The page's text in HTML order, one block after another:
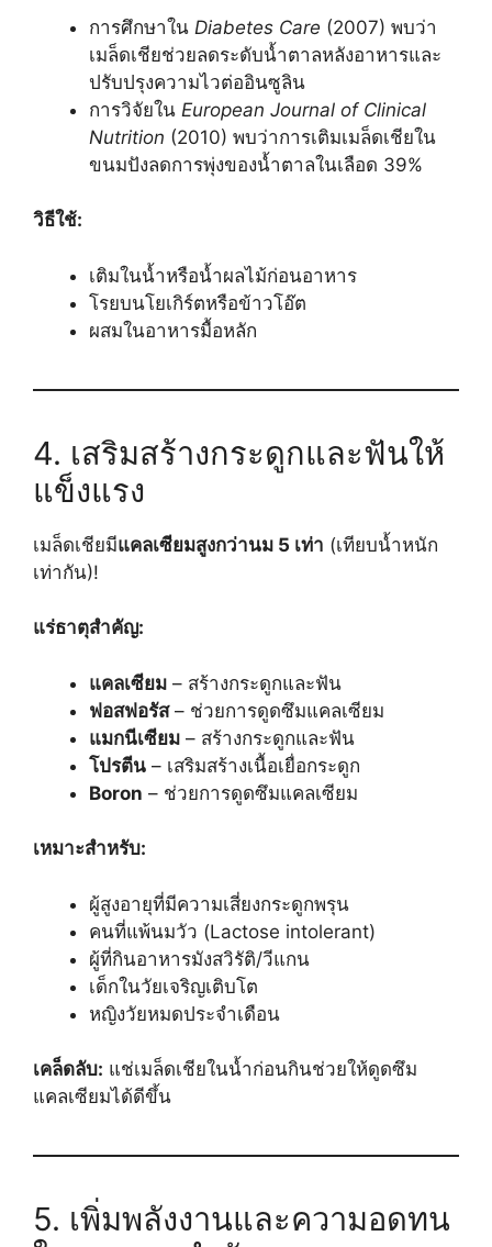
การศึกษาใน Diabetes Care (2007) พบว่า
เมล็ดเชียช่วยลดระดับน้ำตาลหลังอาหารและ
ปรับปรุงความไวต่ออินซูลิน
การวิจัยใน European Journal of Clinical
Nutrition (2010) พบว่าการเติมเมล็ดเชียใน
ขนมปังลดการพุ่งของน้ำตาลในเลือด 39%
วิธีใช้:
เติมในน้ำหรือน้ำผลไม้ก่อนอาหาร
โรยบนโยเกิร์ตหรือข้าวโอ๊ต
ผสมในอาหารมื้อหลัก
4. เสริมสร้างกระดูกและฟันให้
แข็งแรง
เมล็ดเชียมีแคลเซียมสูงกว่านม 5 เท่า (เทียบน้ำหนัก
เท่ากัน)!
แร่ธาตุสำคัญ:
แคลเซียม – สร้างกระดูกและฟัน
ฟอสฟอรัส– ช่วยการดูดซึมแคลเซียม
แมกนีเซียม – สร้างกระดูกและฟัน
โปรตีน – เสริมสร้างเนื้อเยื่อกระดูก
Boron – ช่วยการดูดซึมแคลเซียม
เหมาะสำหรับ:
ผู้สูงอายุที่มีความเสี่ยงกระดูกพรุน
คนที่แพ้นมวัว (Lactose intolerant)
ผู้ที่กินอาหารมังสวิรัติ/วีแกน
เด็กในวัยเจริญเติบโต
หญิงวัยหมดประจำเดือน
เคล็ดลับ: แช่เมล็ดเชียในน้ำก่อนกินช่วยให้ดูดซึม
แคลเซียมได้ดีขึ้น
5. เพิ่มพลังงานและความอดทน